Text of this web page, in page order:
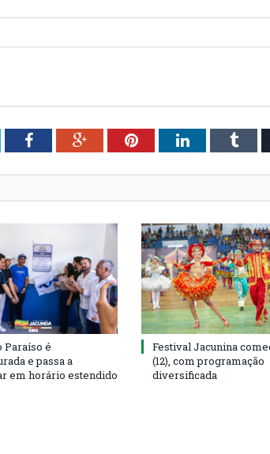
FacebookGoogle+PinterestLinkedIn
Paraíso é
e passa a
em horário estendido
Festival Jacunina
(12), com programação
diversificada